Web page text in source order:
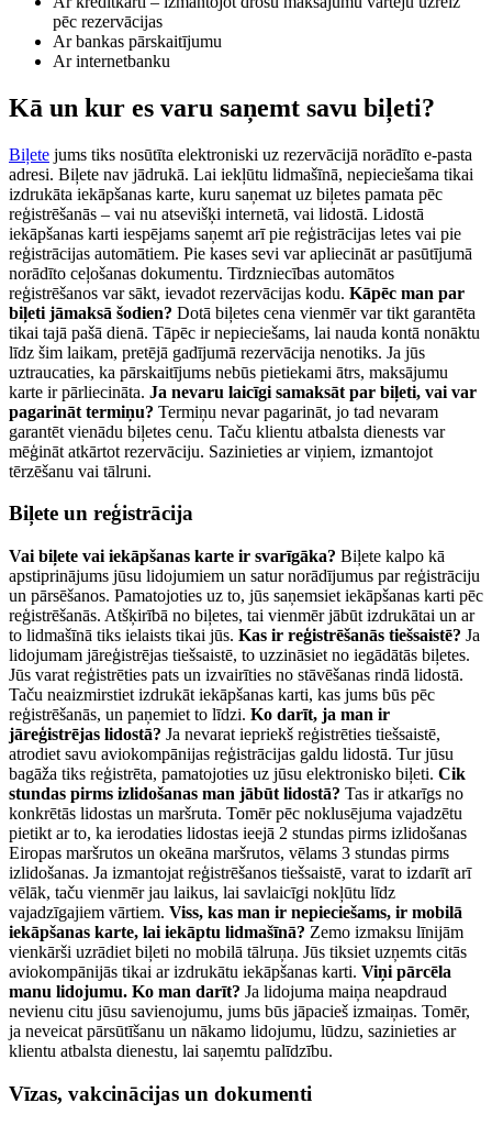
pēc rezervācijas
Ar bankas pārskaitījumu
Ar internetbanku
Kā un kur es varu saņemt savu biļeti?
Biļete jums tiks nosūtīta elektroniski uz rezervācijā norādīto e-pasta
adresi. Biļete nav jādrukā. Lai iekļūtu lidmašīnā, nepieciešama tikai
izdrukāta iekāpšanas karte, kuru saņemat uz biļetes pamata pēc
reģistrēšanās – vai nu atsevišķi internetā, vai lidostā. Lidostā
iekāpšanas karti iespējams saņemt arī pie reģistrācijas letes vai pie
reģistrācijas automātiem. Pie kases sevi var apliecināt ar pasūtījumā
norādīto ceļošanas dokumentu. Tirdzniecības automātos
reģistrēšanos var sākt, ievadot rezervācijas kodu. Kāpēc man par
biļeti jāmaksā šodien? Dotā biļetes cena vienmēr var tikt garantēta
tikai tajā pašā dienā. Tāpēc ir nepieciešams, lai nauda kontā nonāktu
līdz šim laikam, pretējā gadījumā rezervācija nenotiks. Ja jūs
uztraucaties, ka pārskaitījums nebūs pietiekami ātrs, maksājumu
karte ir pārliecināta. Ja nevaru laicīgi samaksāt par biļeti, vai var
pagarināt termiņu? Termiņu nevar pagarināt, jo tad nevaram
garantēt vienādu biļetes cenu. Taču klientu atbalsta dienests var
mēģināt atkārtot rezervāciju. Sazinieties ar viņiem, izmantojot
tērzēšanu vai tālruni.
Biļete un reģistrācija
Vai biļete vai iekāpšanas karte ir svarīgāka? Biļete kalpo kā
apstiprinājums jūsu lidojumiem un satur norādījumus par reģistrāciju
un pārsēšanos. Pamatojoties uz to, jūs saņemsiet iekāpšanas karti pēc
reģistrēšanās. Atšķirībā no biļetes, tai vienmēr jābūt izdrukātai un ar
to lidmašīnā tiks ielaists tikai jūs. Kas ir reģistrēšanās tiešsaistē? Ja
lidojumam jāreģistrējas tiešsaistē, to uzzināsiet no iegādātās biļetes.
Jūs varat reģistrēties pats un izvairīties no stāvēšanas rindā lidostā.
Taču neaizmirstiet izdrukāt iekāpšanas karti, kas jums būs pēc
reģistrēšanās, un paņemiet to līdzi. Ko darīt, ja man ir
jāreģistrējas lidostā? Ja nevarat iepriekš reģistrēties tiešsaistē,
atrodiet savu aviokompānijas reģistrācijas galdu lidostā. Tur jūsu
bagāža tiks reģistrēta, pamatojoties uz jūsu elektronisko biļeti. Cik
stundas pirms izlidošanas man jābūt lidostā? Tas ir atkarīgs no
konkrētās lidostas un maršruta. Tomēr pēc noklusējuma vajadzētu
pietikt ar to, ka ierodaties lidostas ieejā 2 stundas pirms izlidošanas
Eiropas maršrutos un okeāna maršrutos, vēlams 3 stundas pirms
izlidošanas. Ja izmantojat reģistrēšanos tiešsaistē, varat to izdarīt arī
vēlāk, taču vienmēr jau laikus, lai savlaicīgi nokļūtu līdz
vajadzīgajiem vārtiem. Viss, kas man ir nepieciešams, ir mobilā
iekāpšanas karte, lai iekāptu lidmašīnā? Zemo izmaksu līnijām
vienkārši uzrādiet biļeti no mobilā tālruņa. Jūs tiksiet uzņemts citās
aviokompānijās tikai ar izdrukātu iekāpšanas karti. Viņi pārcēla
manu lidojumu. Ko man darīt? Ja lidojuma maiņa neapdraud
nevienu citu jūsu savienojumu, jums būs jāpacieš izmaiņas. Tomēr,
ja neveicat pārsūtīšanu un nākamo lidojumu, lūdzu, sazinieties ar
klientu atbalsta dienestu, lai saņemtu palīdzību.
Vīzas, vakcinācijas un dokumenti